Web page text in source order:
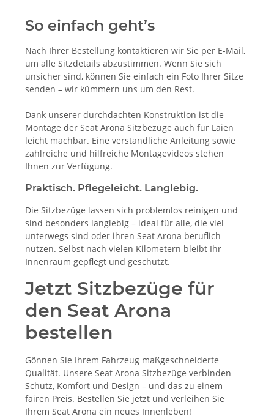
So einfach geht’s
Nach Ihrer Bestellung kontaktieren wir Sie per E-Mail,
um alle Sitzdetails abzustimmen. Wenn Sie sich
unsicher sind, können Sie einfach ein Foto Ihrer Sitze
senden – wir kümmern uns um den Rest.
Dank unserer durchdachten Konstruktion ist die
Montage der Seat Arona Sitzbezüge auch für Laien
leicht machbar. Eine verständliche Anleitung sowie
zahlreiche und hilfreiche Montagevideos stehen
Ihnen zur Verfügung.
Praktisch. Pflegeleicht. Langlebig.
Die Sitzbezüge lassen sich problemlos reinigen und
sind besonders langlebig – ideal für alle, die viel
unterwegs sind oder ihren Seat Arona beruflich
nutzen. Selbst nach vielen Kilometern bleibt Ihr
Innenraum gepflegt und geschützt.
Jetzt Sitzbezüge für
den Seat Arona
bestellen
Gönnen Sie Ihrem Fahrzeug maßgeschneiderte
Qualität. Unsere Seat Arona Sitzbezüge verbinden
Schutz, Komfort und Design – und das zu einem
fairen Preis. Bestellen Sie jetzt und verleihen Sie
Ihrem Seat Arona ein neues Innenleben!